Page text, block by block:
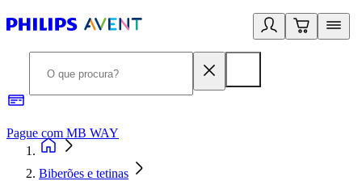
Pague com MB WAY
Biberões e tetinas